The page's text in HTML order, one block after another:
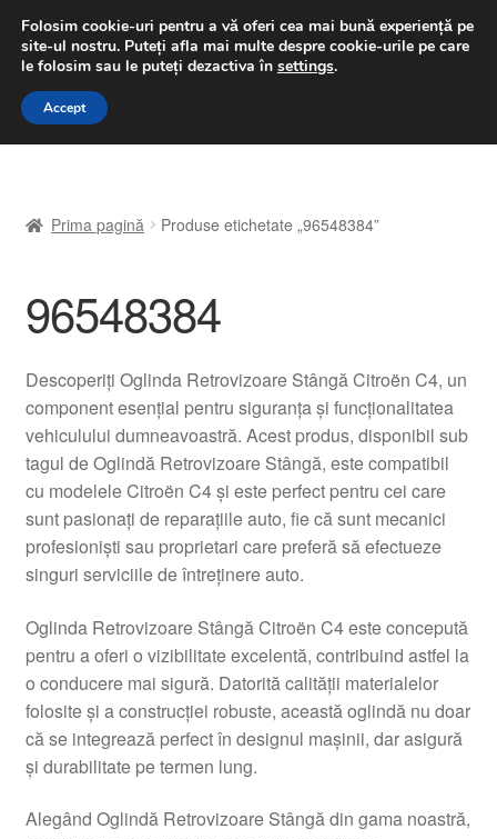
LIVRARE de la 33 lei
luni-vineri 9 a.m. - 4 p.m.031 229 6816
Sari
Sari
A lua legatura
Contul meu
Despre noi
Finalizare comandă
Livrare
Plângere
Plățile
Politică de confidențialitate
Procedura de reclamație
Prima pagină Produse etichetate „96548384”
96548384
Descoperiți Oglinda Retrovizoare Stângă Citroën C4, un
component esențial pentru siguranța și funcționalitatea
vehiculului dumneavoastră. Acest produs, disponibil sub
tagul de Oglindă Retrovizoare Stângă, este compatibil
cu modelele Citroën C4 și este perfect pentru cei care
sunt pasionați de reparațiile auto, fie că sunt mecanici
profesioniști sau proprietari care preferă să efectueze
singuri serviciile de întreținere auto.
Oglinda Retrovizoare Stângă Citroën C4 este concepută
pentru a oferi o vizibilitate excelentă, contribuind astfel la
o conducere mai sigură. Datorită calității materialelor
folosite și a construcției robuste, această oglindă nu doar
că se integrează perfect în designul mașinii, dar asigură
și durabilitate pe termen lung.
Alegând Oglindă Retrovizoare Stângă din gama noastră,
Folosim cookie-uri pentru a vă oferi cea mai bună experiență pe
site-ul nostru. Puteți afla mai multe despre cookie-urile pe care
le folosim sau le puteți dezactiva în settings.
Accept